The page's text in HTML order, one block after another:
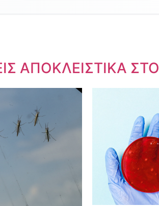
ΑΠΟΚΛΕΙΣΤΙΚΑ ΣΤΟ